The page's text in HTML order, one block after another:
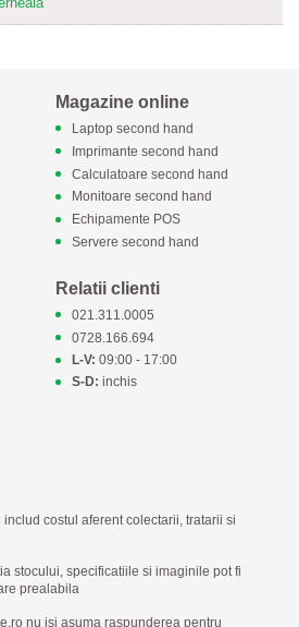
Magazine online
Laptop second hand
Imprimante second hand
Calculatoare second hand
Monitoare second hand
Echipamente POS
Servere second hand
Relatii clienti
021.311.0005
0728.166.694
L-V: 09:00 - 17:00
S-D: inchis
costul aferent colectarii, tratarii si
stocului, specificatiile si imaginile pot fi
prealabila
nu isi asuma raspunderea pentru